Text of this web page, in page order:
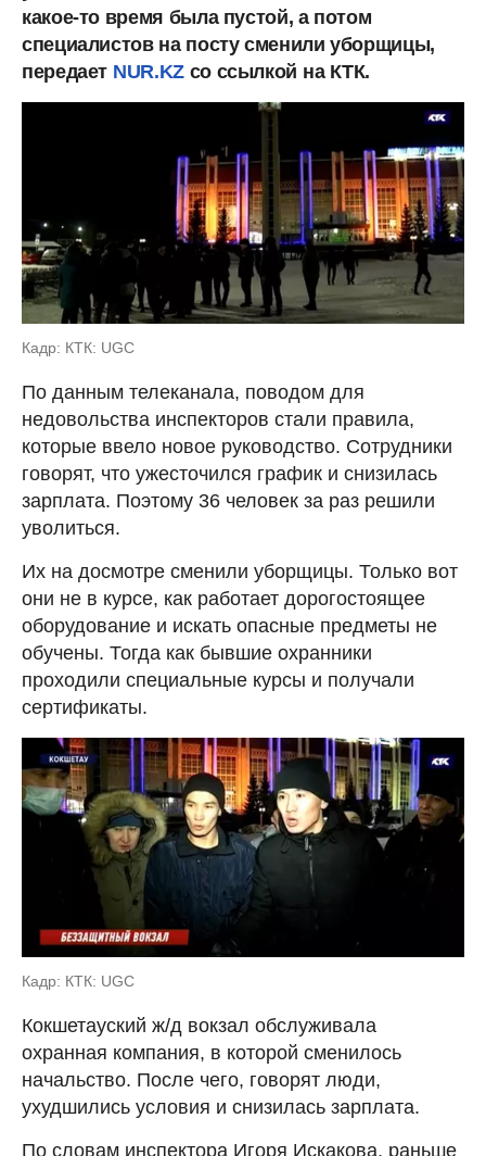
какое-то время была пустой, а потом
специалистов на посту сменили уборщицы,
передает NUR.KZсо ссылкой на КТК.
Кадр: КТК: UGC
По данным телеканала, поводом для
недовольства инспекторов стали правила,
которые ввело новое руководство. Сотрудники
говорят, что ужесточился график и снизилась
зарплата. Поэтому 36 человек за раз решили
уволиться.
Их на досмотре сменили уборщицы. Только вот
они не в курсе, как работает дорогостоящее
оборудование и искать опасные предметы не
обучены. Тогда как бывшие охранники
проходили специальные курсы и получали
сертификаты.
Кадр: КТК: UGC
Кокшетауский ж/д вокзал обслуживала
охранная компания, в которой сменилось
начальство. После чего, говорят люди,
ухудшились условия и снизилась зарплата.
По словам инспектора Игоря Искакова, раньше